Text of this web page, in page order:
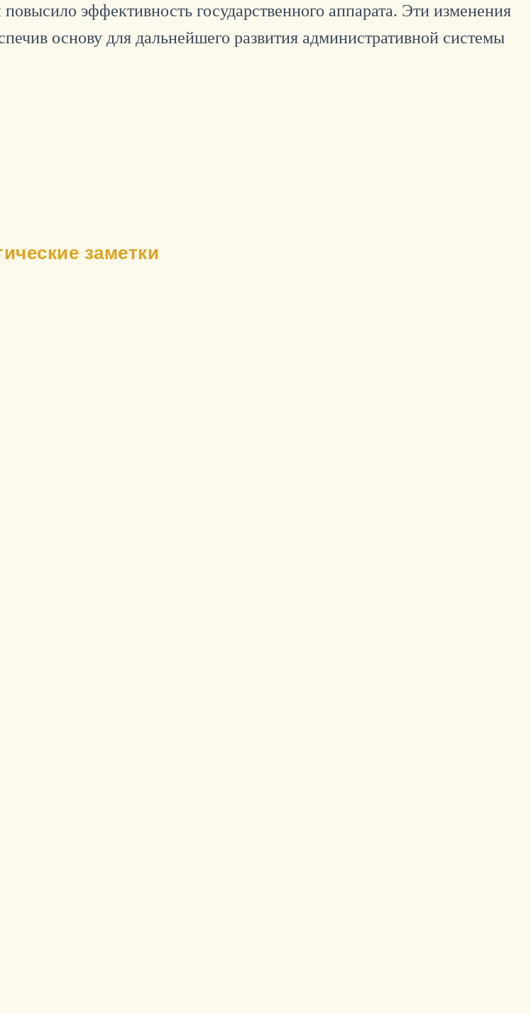
эффективность государственного аппарата. Эти изменения
основу для дальнейшего развития административной системы
заметки